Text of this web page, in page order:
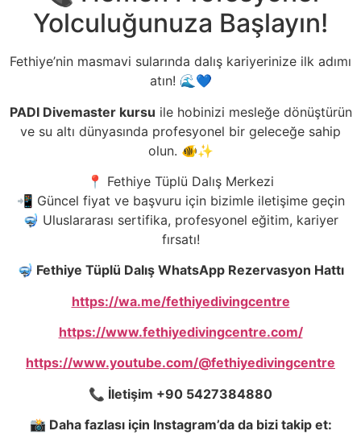
Yolculuğunuza Başlayın!
Fethiye’nin masmavi sularında dalış kariyerinize ilk adımı
atın! 🌊💙
PADI Divemaster kursu ile hobinizi mesleğe dönüştürün
ve su altı dünyasında profesyonel bir geleceğe sahip
olun. 🐠✨
📍 Fethiye Tüplü Dalış Merkezi
📲 Güncel fiyat ve başvuru için bizimle iletişime geçin
🤿 Uluslararası sertifika, profesyonel eğitim, kariyer
fırsatı!
🤿 Fethiye Tüplü Dalış WhatsApp Rezervasyon Hattı
https://wa.me/fethiyedivingcentre
https://www.fethiyedivingcentre.com/
https://www.youtube.com/@fethiyedivingcentre
📞 İletişim +90 5427384880
📸 Daha fazlası için Instagram’da da bizi takip et: